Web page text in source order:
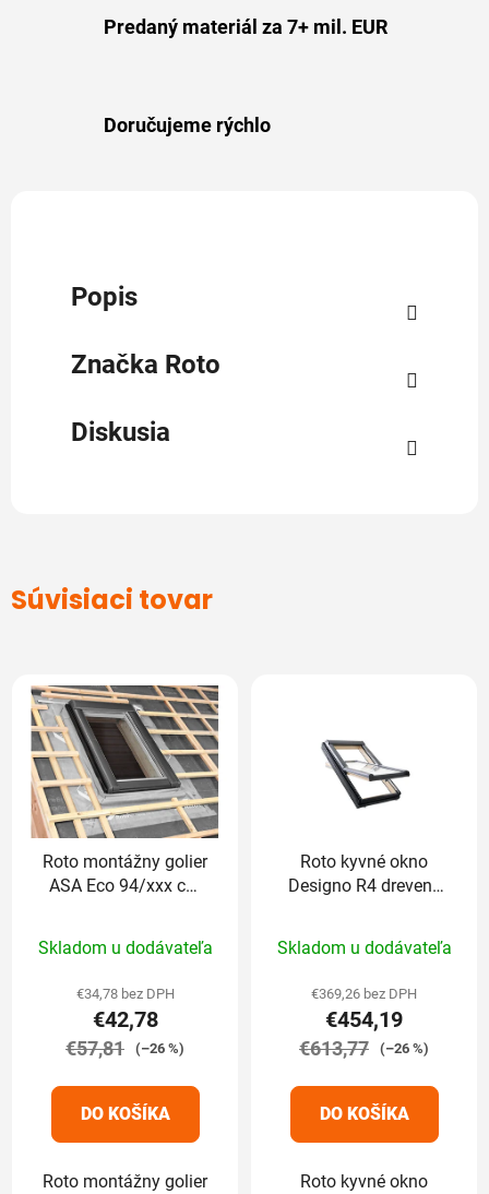
Predaný materiál za 7+ mil. EUR
Doručujeme rýchlo
Popis
Značka Roto
Diskusia
Súvisiaci tovar
Roto montážny golier
ASA Eco 94/xxx cm
hodnotenie
produktu
je
5,0
5
hviezdičiek.
Skladom u dodávateľa
€34,78 bez DPH
€42,78
€57,81 (–26 %)
DO KOŠÍKA
Roto montážny golier
Roto kyvné okno
Designo R4 drevené
hodnotenie
produktu
je
5,0
5
hviezdičiek.
Skladom u dodávateľa
€369,26 bez DPH
€454,19
€613,77 (–26 %)
DO KOŠÍKA
Roto kyvné okno